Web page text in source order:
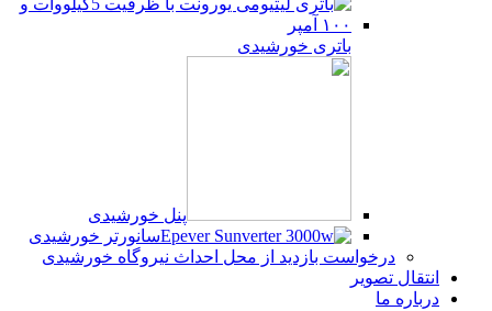
باتری خورشیدی
پنل خورشیدی
سانورتر خورشیدی
درخواست بازدید از محل احداث نیروگاه خورشیدی
انتقال تصویر
درباره ما